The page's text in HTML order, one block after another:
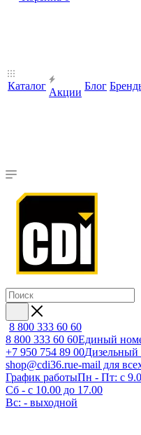
Каталог
Акции
Блог
8 800 333 60 60
8 800 333 60 60Единый
+7 950 754 89 00Дизельный
shop@cdi36.rue-mail для
График работыПн - Пт: с
Сб - с 10.00 до 17.00
Вс: - выходной